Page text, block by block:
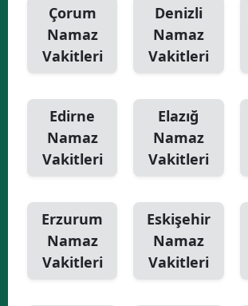
Çorum
Namaz
Vakitleri
Denizli
Namaz
Vakitleri
Edirne
Namaz
Vakitleri
Elazığ
Namaz
Vakitleri
Erzurum
Namaz
Vakitleri
Eskişehir
Namaz
Vakitleri